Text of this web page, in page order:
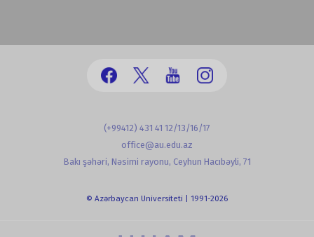
(+99412) 431 41 12/13/16/17
office@au.edu.az
Bakı şəhəri, Nəsimi rayonu, Ceyhun Hacıbəyli, 71
© Azərbaycan Universiteti | 1991-2026